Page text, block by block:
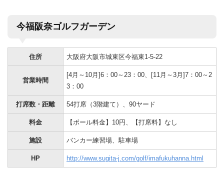
今福阪奈ゴルフガーデン
住所 大阪府大阪市城東区今福東1-5-22
営業時間
[4月～10月]6：00～23：00、[11月～3月]7：00～2
3：00
打席数・距離 54打席（3階建て）、90ヤード
料金 【ボール料金】10円、【打席料】なし
施設 バンカー練習場、駐車場
HP http://www.sugita-j.com/golf/imafukuhanna.html